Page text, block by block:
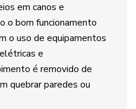
em canos e
o bom funcionamento
o uso de equipamentos
e
é removido de
quebrar paredes ou